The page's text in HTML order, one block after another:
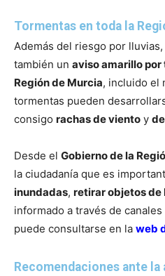
Tormentas en toda la
Además del riesgo por lluvias,
también un aviso amarillo
Región de Murcia, incluido el
tormentas pueden
consigo rachas de viento y
Desde el Gobierno de la
la ciudadanía que es
inundadas, retirar objetos de
informado a través de
puede consultarse en la web
Recomendaciones ante la